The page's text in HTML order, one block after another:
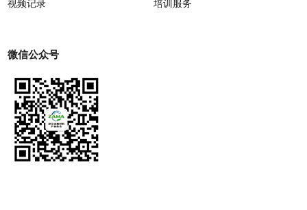
视频记录
培训服务
微信公众号